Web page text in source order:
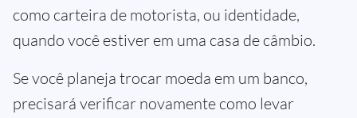
como carteira de motorista, ou identidade,
quando você estiver em uma casa de câmbio.
Se você planeja trocar moeda em um banco,
precisará verificar novamente como levar